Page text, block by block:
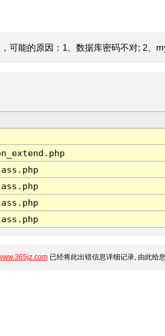
可能的原因：1、数据库密码不对; 2、
已经将此出错信息详细记录, 由此给